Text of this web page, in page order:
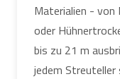
Materialien - von
oder
bis zu 21 m
jedem